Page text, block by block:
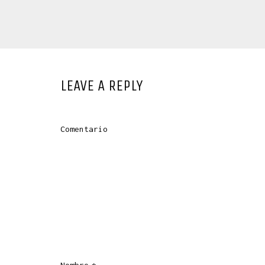
LEAVE A REPLY
Comentario